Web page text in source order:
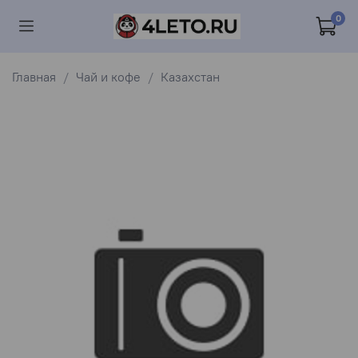
0
Главная Чай и кофе Казахстан